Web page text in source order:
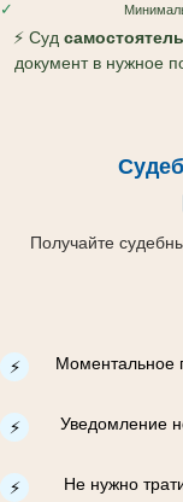
✓
⚡ Суд
документ в нужное
Получайте
⚡
Моментальное
⚡
Уведомление
⚡
Не нужно